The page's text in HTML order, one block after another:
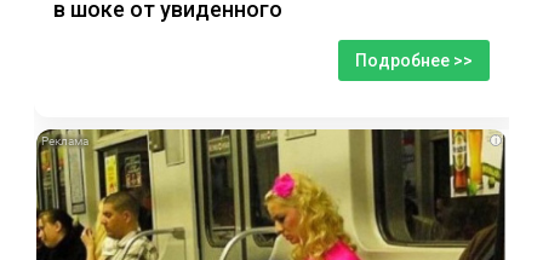
в шоке от увиденного
Подробнее >>
i